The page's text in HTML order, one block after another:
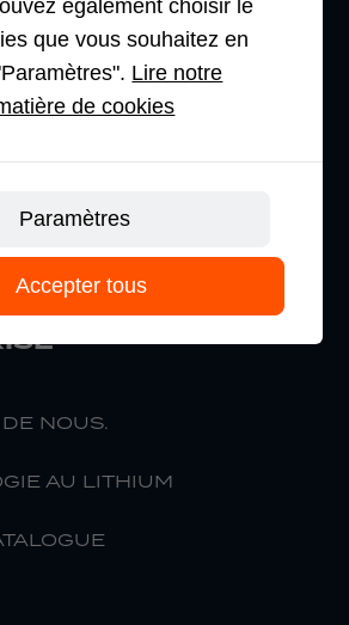
DE COMMANDES
NOUS.
AU LITHIUM
également choisir le
que vous souhaitez en
Lire notre
de cookies
Paramètres
Accepter tous